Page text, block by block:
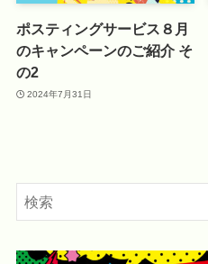
ポスティングサービス８月
のキャンペーンのご紹介 そ
の2
2024年7月31日